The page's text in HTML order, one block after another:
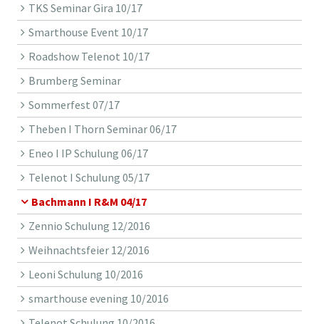
TKS Seminar Gira 10/17
Smarthouse Event 10/17
Roadshow Telenot 10/17
Brumberg Seminar
Sommerfest 07/17
Theben I Thorn Seminar 06/17
Eneo I IP Schulung 06/17
Telenot I Schulung 05/17
Bachmann I R&M 04/17
Zennio Schulung 12/2016
Weihnachtsfeier 12/2016
Leoni Schulung 10/2016
smarthouse evening 10/2016